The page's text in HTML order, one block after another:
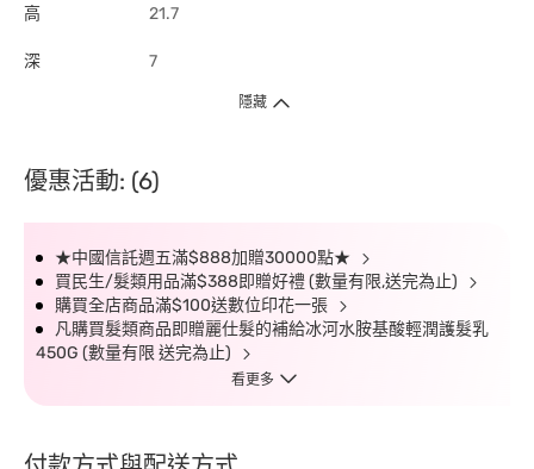
高 21.7
深 7
隱藏
優惠活動: (6)
★中國信託週五滿$888加贈30000點★
買民生/髮類用品滿$388即贈好禮 (數量有限,送完為止)
購買全店商品滿$100送數位印花一張
凡購買髮類商品即贈麗仕髮的補給冰河水胺基酸輕潤護髮乳
450G (數量有限 送完為止)
看更多